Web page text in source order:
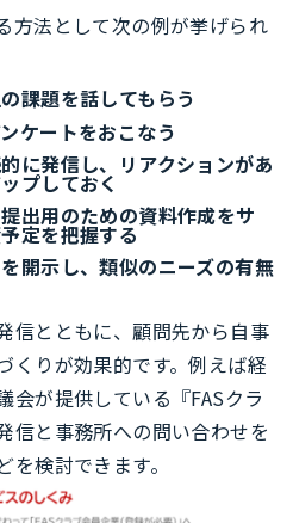
方法として次の例が挙げられ
課題を話してもらう
ケートをおこなう
に発信し、リアクションがあ
プしておく
出用のための資料作成をサ
定を把握する
開示し、類似のニーズの有無
信とともに、顧問先から自事
くりが効果的です。例えば経
会が提供している『FASクラ
信と事務所への問い合わせを
検討できます。